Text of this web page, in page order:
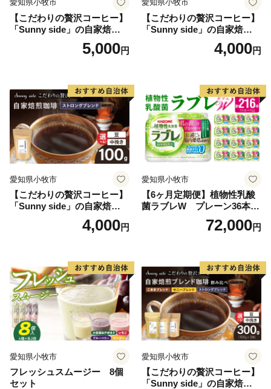
愛知県小牧市
【こだわりの贅沢コーヒー】
「Sunny side」の自家焙煎珈
琲こまきブレンド（100g）
5,000円
愛知県小牧市
【こだわりの贅沢コーヒー】
「Sunny side」の自家焙煎珈
琲サニーブレンド（100g）
4,000円
愛知県小牧市
【こだわりの贅沢コーヒー】
「Sunny side」の自家焙煎珈
琲ストロングブレンド（100
4,000円
愛知県小牧市
【6ヶ月定期便】植物性乳酸
菌ラブレW プレーン36本
72,000円
愛知県小牧市
フレッシュスムージー 8個
セット
愛知県小牧市
【こだわりの贅沢コーヒー】
「Sunny side」の自家焙煎珈